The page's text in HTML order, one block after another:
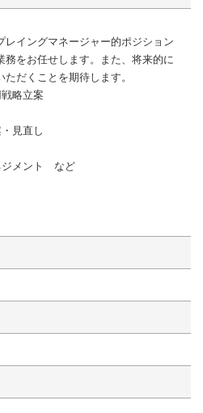
レイングマネージャー的ポジション
務をお任せします。また、将来的に
だくことを期待します。
略立案
見直し
ジメント など